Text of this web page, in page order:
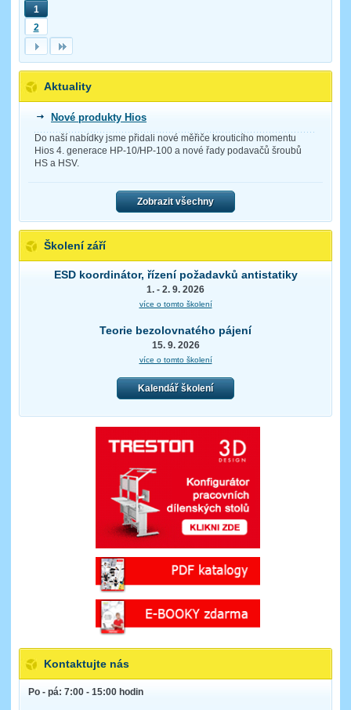
1
2
Aktuality
Nové produkty Hios
Do naší nabídky jsme přidali nové měřiče krouticího momentu
Hios 4. generace HP-10/HP-100 a nové řady podavačů šroubů
HS a HSV.
Zobrazit všechny
Školení září
ESD koordinátor, řízení požadavků antistatiky
1. - 2. 9. 2026
více o tomto školení
Teorie bezolovnatého pájení
15. 9. 2026
více o tomto školení
Kalendář školení
Kontaktujte nás
Po - pá: 7:00 - 15:00 hodin